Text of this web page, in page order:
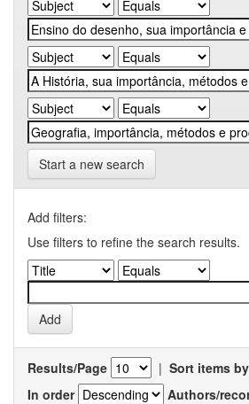
Start a new search
Add filters:
Use filters to refine the search results.
Results/Page | Sort items by
In order
Authors/